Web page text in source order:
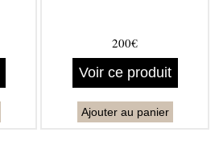
200€
Voir ce produit
Ajouter au panier